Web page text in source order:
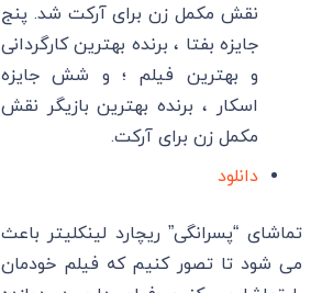
نقش مکمل زن برای آرکت شد. پنج
جایزه بفتا ، برنده بهترین کارگردانی
و بهترین فیلم ؛ و شش جایزه
اسکار ، برنده بهترین بازیگر نقش
مکمل زن برای آرکت.
دانلود
تماشای “پسرانگی” ریچارد لینکلیتر باعث
می شود تا تصور کنیم که فیلم خودمان